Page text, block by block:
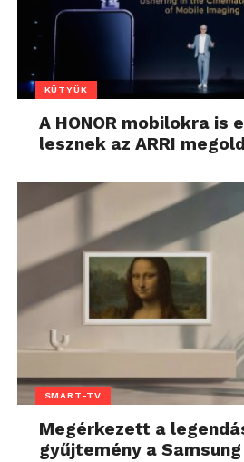
KÜTYÜK
A HONOR mobilokra is
lesznek az ARRI
SMART-TV
Megérkezett a
gyűjtemény a